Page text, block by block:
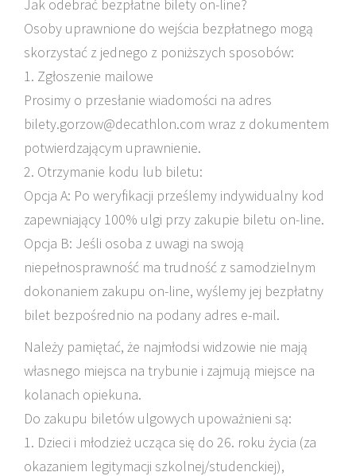
Jak odebrać bezpłatne bilety on-line?
Osoby uprawnione do wejścia bezpłatnego mogą
skorzystać z jednego z poniższych sposobów:
1. Zgłoszenie mailowe
Prosimy o przesłanie wiadomości na adres
bilety.gorzow@decathlon.com wraz z dokumentem
potwierdzającym uprawnienie.
2. Otrzymanie kodu lub biletu:
Opcja A: Po weryfikacji prześlemy indywidualny kod
zapewniający 100% ulgi przy zakupie biletu on-line.
Opcja B: Jeśli osoba z uwagi na swoją
niepełnosprawność ma trudność z samodzielnym
dokonaniem zakupu on-line, wyślemy jej bezpłatny
bilet bezpośrednio na podany adres e-mail.
Należy pamiętać, że najmłodsi widzowie nie mają
własnego miejsca na trybunie i zajmują miejsce na
kolanach opiekuna.
Do zakupu biletów ulgowych upoważnieni są:
1. Dzieci i młodzież ucząca się do 26. roku życia (za
okazaniem legitymacji szkolnej/studenckiej),